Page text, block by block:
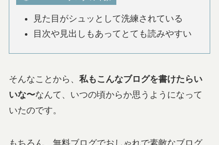
見た目がシュッとして洗練されている
目次や見出しもあってとても読みやすい
そんなことから、 私もこんなブログを書けたらい
いな〜なんて、いつの頃からか思うようになって
いたのです。